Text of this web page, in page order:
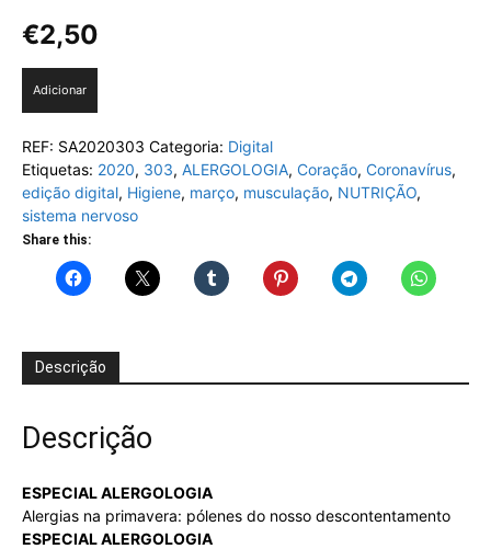
€2,50
e
Bem
Estar,
Edição
digital
março
Nº
303
Adicionar
REF: SA2020303 Categoria: Digital
Etiquetas: 2020, 303, ALERGOLOGIA, Coração, Coronavírus,
edição digital, Higiene, março, musculação, NUTRIÇÃO,
sistema nervoso
Share this:
Descrição
Descrição
ESPECIAL ALERGOLOGIA
Alergias na primavera: pólenes do nosso descontentamento
ESPECIAL ALERGOLOGIA